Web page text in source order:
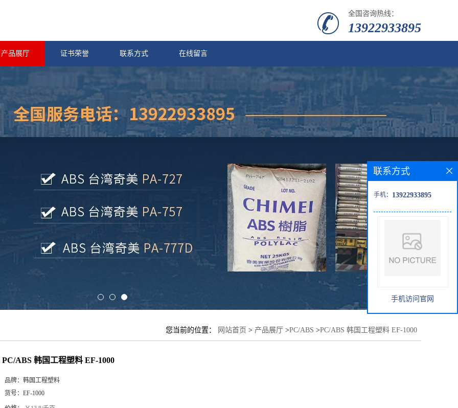
全国咨询热线：
13922933895
产品展厅 证书荣誉 联系方式 在线留言
您当前的位置： 网站首页 > 产品展厅 >PC/ABS >PC/ABS 韩国工程塑料 EF-1000
PC/ABS 韩国工程塑料 EF-1000
品牌： 韩国工程塑料
货号： EF-1000
联系方式
手机： 13922933895
手机访问官网